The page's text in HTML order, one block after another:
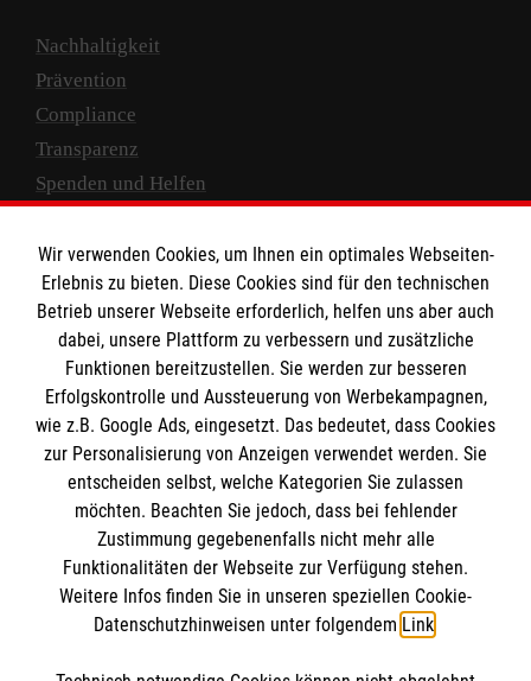
Nachhaltigkeit
Prävention
Compliance
Transparenz
Spenden und Helfen
Empfänger: Malteser Hilfsdienst e.V.
IBAN: DE10 3706 0120 1201 2000 12
BIC: GENODED 1PA7
Newsletter abonnieren
Wir verwenden Cookies, um Ihnen ein optimales Webseiten-
Erlebnis zu bieten. Diese Cookies sind für den technischen
Betrieb unserer Webseite erforderlich, helfen uns aber auch
dabei, unsere Plattform zu verbessern und zusätzliche
Funktionen bereitzustellen. Sie werden zur besseren
Erfolgskontrolle und Aussteuerung von Werbekampagnen,
wie z.B. Google Ads, eingesetzt. Das bedeutet, dass Cookies
zur Personalisierung von Anzeigen verwendet werden. Sie
entscheiden selbst, welche Kategorien Sie zulassen
möchten. Beachten Sie jedoch, dass bei fehlender
Zustimmung gegebenenfalls nicht mehr alle
Funktionalitäten der Webseite zur Verfügung stehen.
Weitere Infos finden Sie in unseren speziellen Cookie-
Datenschutzhinweisen unter folgendem Link.